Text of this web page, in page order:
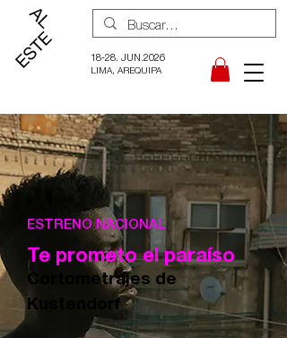
18-28. JUN.2026
LIMA, AREQUIPA
ESTRENO NACIONAL
Te prometo el paraíso
Cortometrajes de
Kustendorf